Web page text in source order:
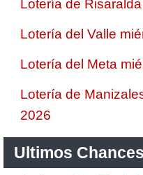
Lotería de
Lotería del Valle
Lotería del Meta
Lotería de
2026
Ultimos Chances